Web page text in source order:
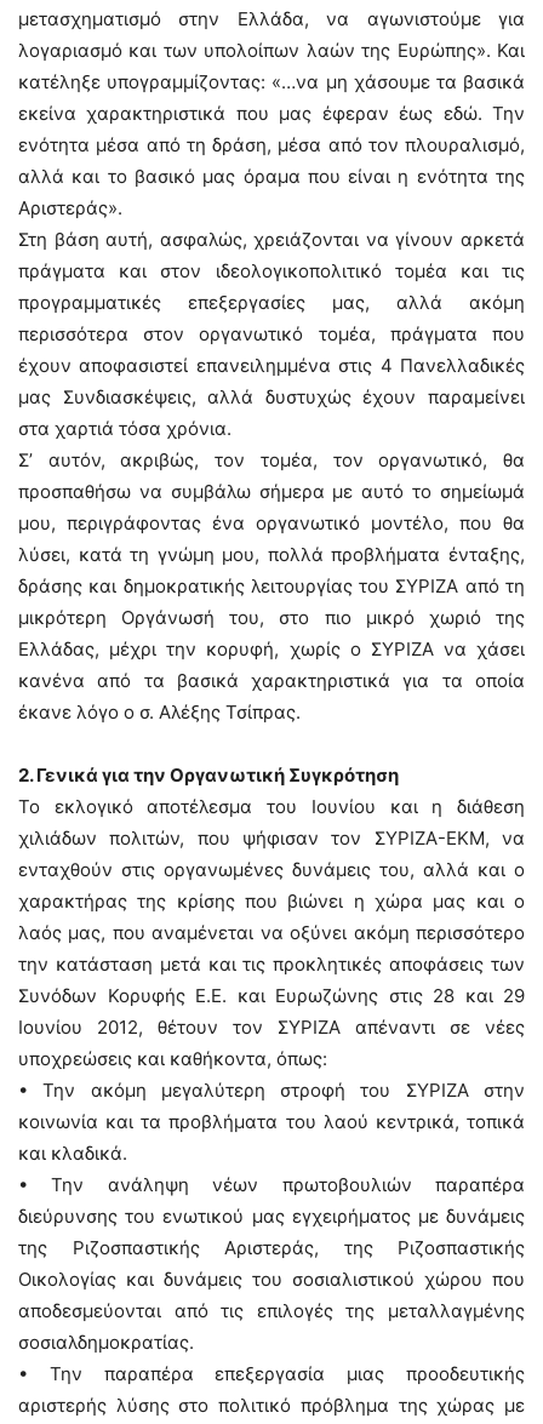
μετασχηματισμό στην Ελλάδα, να αγωνιστούμε για
λογαριασμό και των υπολοίπων λαών της Ευρώπης». Και
κατέληξε υπογραμμίζοντας: «…να μη χάσουμε τα βασικά
εκείνα χαρακτηριστικά που μας έφεραν έως εδώ. Την
ενότητα μέσα από τη δράση, μέσα από τον πλουραλισμό,
αλλά και το βασικό μας όραμα που είναι η ενότητα της
Αριστεράς».
Στη βάση αυτή, ασφαλώς, χρειάζονται να γίνουν αρκετά
πράγματα και στον ιδεολογικοπολιτικό τομέα και τις
προγραμματικές επεξεργασίες μας, αλλά ακόμη
περισσότερα στον οργανωτικό τομέα, πράγματα που
έχουν αποφασιστεί επανειλημμένα στις 4 Πανελλαδικές
μας Συνδιασκέψεις, αλλά δυστυχώς έχουν παραμείνει
στα χαρτιά τόσα χρόνια.
Σ’ αυτόν, ακριβώς, τον τομέα, τον οργανωτικό, θα
προσπαθήσω να συμβάλω σήμερα με αυτό το σημείωμά
μου, περιγράφοντας ένα οργανωτικό μοντέλο, που θα
λύσει, κατά τη γνώμη μου, πολλά προβλήματα ένταξης,
δράσης και δημοκρατικής λειτουργίας του ΣΥΡΙΖΑ από τη
μικρότερη Οργάνωσή του, στο πιο μικρό χωριό της
Ελλάδας, μέχρι την κορυφή, χωρίς ο ΣΥΡΙΖΑ να χάσει
κανένα από τα βασικά χαρακτηριστικά για τα οποία
έκανε λόγο ο σ. Αλέξης Τσίπρας.
2. Γενικά για την Οργανωτική Συγκρότηση
Το εκλογικό αποτέλεσμα του Ιουνίου και η διάθεση
χιλιάδων πολιτών, που ψήφισαν τον ΣΥΡΙΖΑ-ΕΚΜ, να
ενταχθούν στις οργανωμένες δυνάμεις του, αλλά και ο
χαρακτήρας της κρίσης που βιώνει η χώρα μας και ο
λαός μας, που αναμένεται να οξύνει ακόμη περισσότερο
την κατάσταση μετά και τις προκλητικές αποφάσεις των
Συνόδων Κορυφής Ε.Ε. και Ευρωζώνης στις 28 και 29
Ιουνίου 2012, θέτουν τον ΣΥΡΙΖΑ απέναντι σε νέες
υποχρεώσεις και καθήκοντα, όπως:
• Την ακόμη μεγαλύτερη στροφή του ΣΥΡΙΖΑ στην
κοινωνία και τα προβλήματα του λαού κεντρικά, τοπικά
και κλαδικά.
• Την ανάληψη νέων πρωτοβουλιών παραπέρα
διεύρυνσης του ενωτικού μας εγχειρήματος με δυνάμεις
της Ριζοσπαστικής Αριστεράς, της Ριζοσπαστικής
Οικολογίας και δυνάμεις του σοσιαλιστικού χώρου που
αποδεσμεύονται από τις επιλογές της μεταλλαγμένης
σοσιαλδημοκρατίας.
• Την παραπέρα επεξεργασία μιας προοδευτικής
αριστερής λύσης στο πολιτικό πρόβλημα της χώρας με